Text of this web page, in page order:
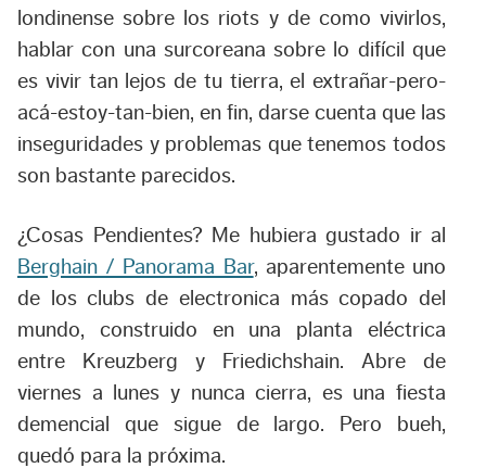
londinense sobre los riots y de como vivirlos,
hablar con una surcoreana sobre lo difícil que
es vivir tan lejos de tu tierra, el extrañar-pero-
acá-estoy-tan-bien, en fin, darse cuenta que las
inseguridades y problemas que tenemos todos
son bastante parecidos.
¿Cosas Pendientes? Me hubiera gustado ir al
Berghain / Panorama Bar, aparentemente uno
de los clubs de electronica más copado del
mundo, construido en una planta eléctrica
entre Kreuzberg y Friedichshain. Abre de
viernes a lunes y nunca cierra, es una fiesta
demencial que sigue de largo. Pero bueh,
quedó para la próxima.